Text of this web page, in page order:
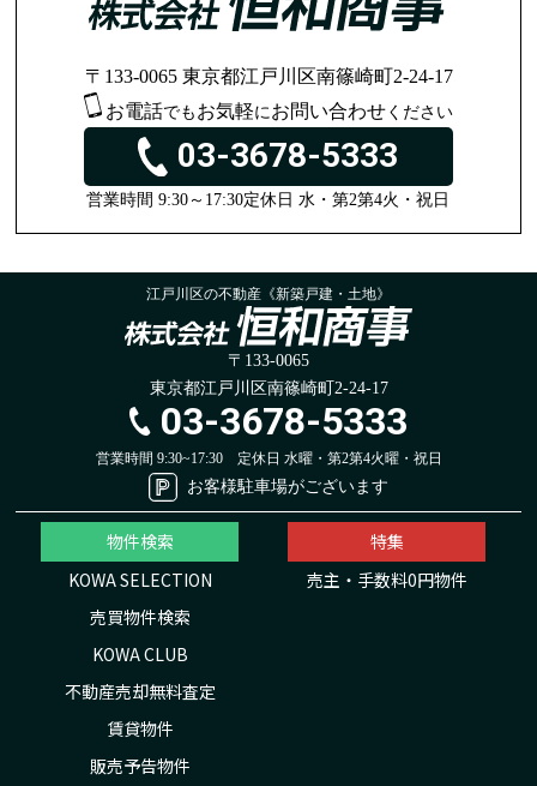
〒133-0065 東京都江戸川区南篠崎町2-24-17
お電話でも お気軽にお問い合わせください
03-3678-5333
営業時間 9:30～17:30定休日 水・第2第4火・祝日
江戸川区の不動産《新築戸建・土地》
〒133-0065
東京都江戸川区南篠崎町2-24-17
03-3678-5333
営業時間 9:30~17:30 定休日 水曜・第2第4火曜・祝日
お客様駐車場がございます
物件検索
KOWA SELECTION
売買物件検索
KOWA CLUB
不動産売却無料査定
賃貸物件
販売予告物件
特集
売主・手数料0円物件